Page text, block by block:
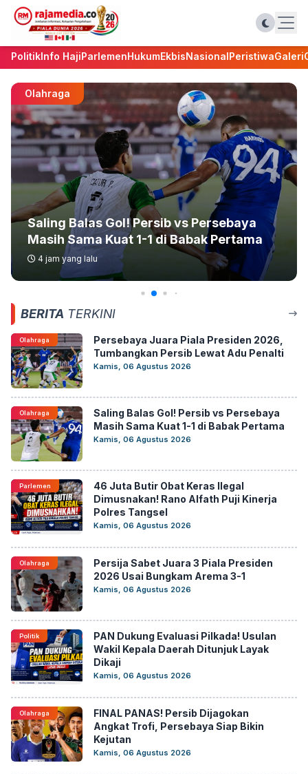
PolitikInfo HajiParlemenHukumEkbisNasionalPeristiwaGaleri
Parlemen
46 Juta Butir Obat Keras Ilegal
Dimusnakan! Rano Alfath Puji Kinerja
Polres Tangsel
5 jam yang lalu
BERITA TERKINI
Olahraga
Persebaya Juara Piala Presiden 2026,
Tumbangkan Persib Lewat Adu Penalti
Kamis, 06 Agustus 2026
Olahraga
Saling Balas Gol! Persib vs Persebaya
Masih Sama Kuat 1-1 di Babak Pertama
Kamis, 06 Agustus 2026
Parlemen
46 Juta Butir Obat Keras Ilegal
Dimusnakan! Rano Alfath Puji Kinerja
Polres Tangsel
Kamis, 06 Agustus 2026
Olahraga
Persija Sabet Juara 3 Piala Presiden
2026 Usai Bungkam Arema 3-1
Kamis, 06 Agustus 2026
Politik
PAN Dukung Evaluasi Pilkada! Usulan
Wakil Kepala Daerah Ditunjuk Layak
Dikaji
Kamis, 06 Agustus 2026
Olahraga
FINAL PANAS! Persib Dijagokan
Angkat Trofi, Persebaya Siap Bikin
Kejutan
Kamis, 06 Agustus 2026